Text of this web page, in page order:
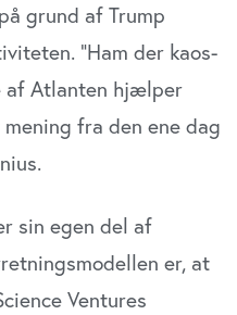
grund af Trump
”Ham der kaos-
af Atlanten hjælper
fra den ene dag
sin egen del af
er, at
Ventures